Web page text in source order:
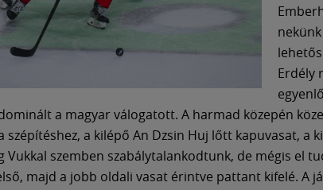
Erdély
a magyar válogatott. A harmad közepén
szépítéshez, a kilépő An Dzsin Huj lőtt kapuvasat, a
Vukkal szemben szabálytalankodtunk, de mégis el
majd a jobb oldali vasat érintve pattant kifelé. A